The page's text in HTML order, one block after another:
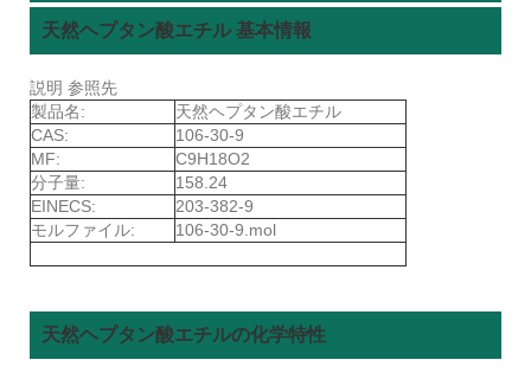
天然ヘプタン酸エチル 基本情報
説明 参照先
製品名:
天然ヘプタン酸エチル
CAS:
106-30-9
MF:
C9H18O2
分子量:
158.24
EINECS:
203-382-9
モルファイル:
106-30-9.mol
天然ヘプタン酸エチルの化学特性